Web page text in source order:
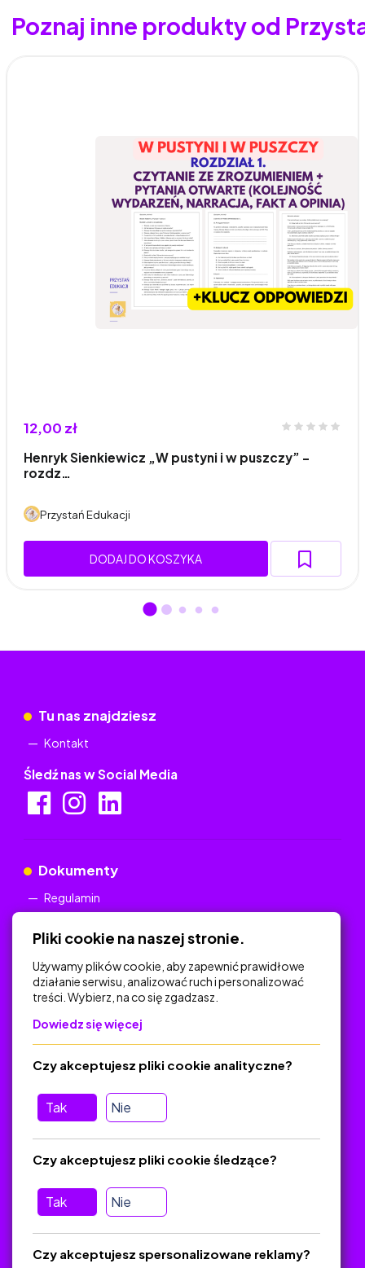
Poznaj inne produkty od
12,00 zł
Henryk Sienkiewicz „W pustyni i w puszczy” -
rozdz…
Przystań Edukacji
DODAJ DO KOSZYKA
Tu nas znajdziesz
Kontakt
Śledź nas w Social Media
Dokumenty
Regulamin
Na skróty
Polityka Prywatności
Regulamin
O platformie
Baza materiałów dydaktycznych
Jak zostać autorem
FAQ
Pliki cookie na naszej stronie.
Używamy plików cookie, aby zapewnić prawidłowe
działanie serwisu, analizować ruch i personalizować
treści. Wybierz, na co się zgadzasz.
Dowiedz się więcej
Tak Nie
Czy akceptujesz pliki cookie analityczne?
Tak Nie
Czy akceptujesz pliki cookie śledzące?
Czy akceptujesz spersonalizowane reklamy?